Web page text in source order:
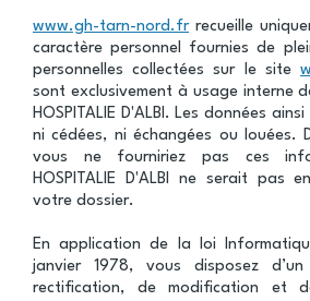
www.gh-tarn-nord.frrecueille
caractère personnel fournies de
personnelles collectées sur le site
sont exclusivement à usage interne
HOSPITALIE D'ALBI. Les données
ni cédées, ni échangées ou louées.
vous ne fourniriez pas ces
HOSPITALIE D'ALBI ne serait pas
votre dossier.
En application de la loi
janvier 1978, vous disposez
rectification, de modification et